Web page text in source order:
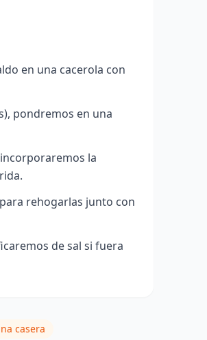
en una cacerola con
pondremos en una
la
rehogarlas junto con
de sal si fuera
casera